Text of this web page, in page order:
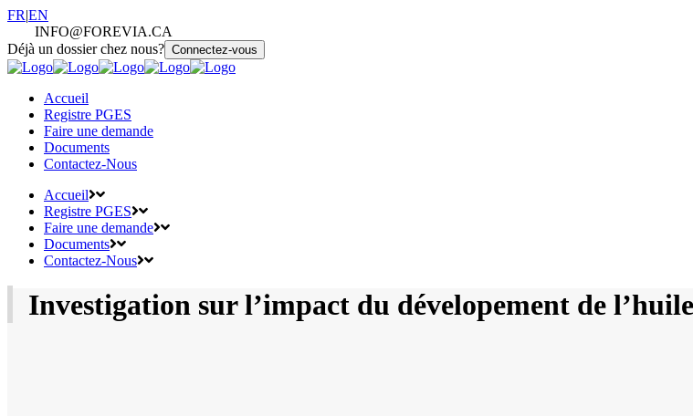
FRlangue
actuelle
|EN
INFO@FOREVIA.CA
Déjà un dossier chez nous? Connectez-vous
Accueil
Registre PGES
Faire une demande
Documents
Contactez-Nous
Accueil
Registre PGES
Faire une demande
Documents
Contactez-Nous
Investigation sur l’impact du dévelopement de